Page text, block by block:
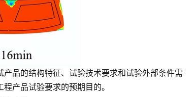
品的结构特征、试验技术要求和试验外部条件需
产品试验要求的预期目的。